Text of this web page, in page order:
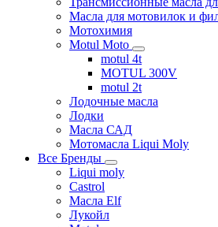
Масла для мотовилок и
Мотохимия
Motul Moto
motul 4t
MOTUL 300V
motul 2t
Лодочные масла
Лодки
Масла САД
Мотомасла Liqui Moly
Все Бренды
Liqui moly
Castrol
Масла Elf
Лукойл